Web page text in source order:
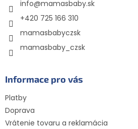
info@mamasbaby.sk
+420 725 166 310
mamasbabyczsk
mamasbaby_czsk
Informace pro vás
Platby
Doprava
Vrátenie tovaru a reklamácia